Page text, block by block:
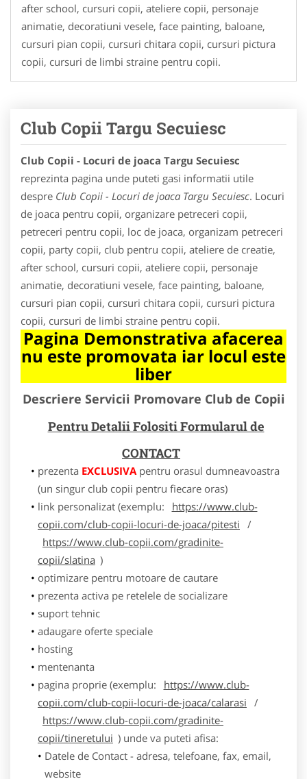
after school, cursuri copii, ateliere copii, personaje
animatie, decoratiuni vesele, face painting, baloane,
cursuri pian copii, cursuri chitara copii, cursuri pictura
copii, cursuri de limbi straine pentru copii.
Club Copii Targu Secuiesc
Club Copii - Locuri de joaca Targu Secuiesc
reprezinta pagina unde puteti gasi informatii utile
despre Club Copii - Locuri de joaca Targu Secuiesc. Locuri
de joaca pentru copii, organizare petreceri copii,
petreceri pentru copii, loc de joaca, organizam petreceri
copii, party copii, club pentru copii, ateliere de creatie,
after school, cursuri copii, ateliere copii, personaje
animatie, decoratiuni vesele, face painting, baloane,
cursuri pian copii, cursuri chitara copii, cursuri pictura
copii, cursuri de limbi straine pentru copii.
Pagina Demonstrativa afacerea
nu este promovata iar locul este
liber
Descriere Servicii Promovare Club de Copii
Pentru Detalii Folositi Formularul de
CONTACT
prezenta EXCLUSIVApentru orasul dumneavoastra
(un singur club copii pentru fiecare oras)
link personalizat (exemplu:
https://www.club-
copii.com/club-copii-locuri-de-joaca/pitesti /
https://www.club-copii.com/gradinite-
copii/slatina )
optimizare pentru motoare de cautare
prezenta activa pe retelele de socializare
suport tehnic
adaugare oferte speciale
hosting
mentenanta
pagina proprie (exemplu:
https://www.club-
copii.com/club-copii-locuri-de-joaca/calarasi /
https://www.club-copii.com/gradinite-
copii/tineretului ) unde va puteti afisa:
Datele de Contact - adresa, telefoane, fax, email,
website